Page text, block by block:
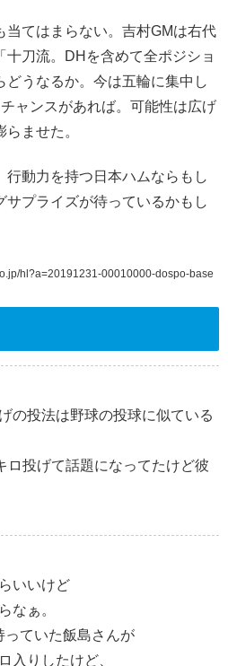
当てはまらない。吉村GMは右代
十刀流。DHを含めて全ポジショ
どうなるか。今は五輪に集中し
ャンスがあれば。可能性は広げ
ませた。
動力を持つ日本ハムならもし
プライズが待っているかもし
hl?a=20191231-00010000-dospo-base
の投法は野球の投球に似ている
ロ投げて話題になってたけど彼
いいけど
なぁ。
っていた飯島さんが
入りしたけど、